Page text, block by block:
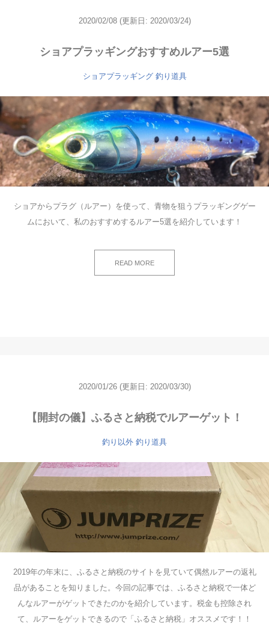
2020/02/08 (更新日: 2020/03/24)
ショアプラッギングおすすめルアー5選
ショアプラッギング 釣り道具
ショアからプラグ（ルアー）を使って、青物を狙うプラッギングゲー
ムにおいて、私のおすすめするルアー5選を紹介しています！
READ MORE
2020/01/26 (更新日: 2020/03/30)
【開封の儀】ふるさと納税でルアーゲット！
釣り以外 釣り道具
2019年の年末に、ふるさと納税のサイトを見ていて偶然ルアーの返礼
品があることを知りました。今回の記事では、ふるさと納税で一体ど
んなルアーがゲットできたのかを紹介しています。税金も控除され
て、ルアーをゲットできるので「ふるさと納税」オススメです！！